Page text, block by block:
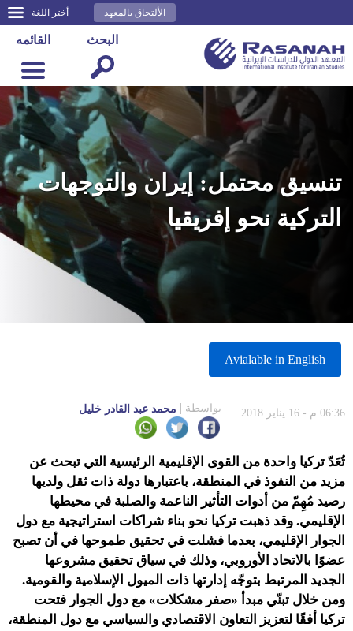
أختر اللغة الألتحاق بالمعهد
القائمه البحث
تنسيق محتمل: إيران والتوجهات
التركية نحو إفريقيا
Avialable in English
06:36 م - 16 يناير 2018 بواسطة محمد عبد القادر خليل
تُعَدّ تركيا واحدة من القوى الإقليمية الرئيسية التي تبحث عن
مزيد من النفوذ في المنطقة، باعتبارها دولة ذات ثقل ولديها
رصيد مُهِمّ من أدوات التأثير الناعمة والصلبة في محيطها
الإقليمي. وقد ذهبت تركيا نحو بناء شراكات استراتيجية مع دول
الجوار الإقليمي، بعدما فشلت في تحقيق طموحها في أن تصبح
عضوًا بالاتحاد الأوروبي، وذلك في سياق تحقيق مشروعها
الجديد المرتبط بتوجّه إدارتها ذات الميول الإسلامية والقومية.
ومن خلال تبنّي مبدأ «صفر مشكلات» مع دول الجوار فتحت
تركيا أفقًا لتعزيز التعاون الاقتصادي والسياسي مع دول المنطقة،